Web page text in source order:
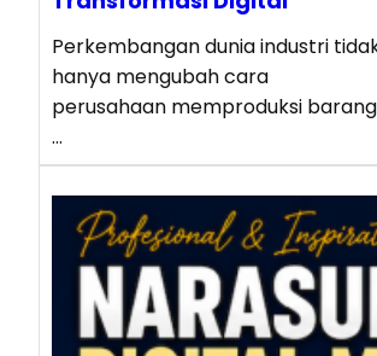
Perkembangan dunia industri
hanya mengubah cara
perusahaan memproduksi
…